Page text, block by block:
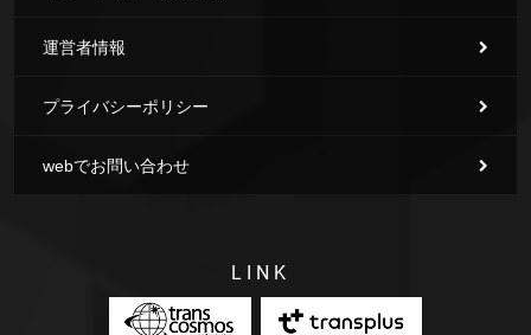
運営者情報
プライバシーポリシー
webでお問い合わせ
LINK